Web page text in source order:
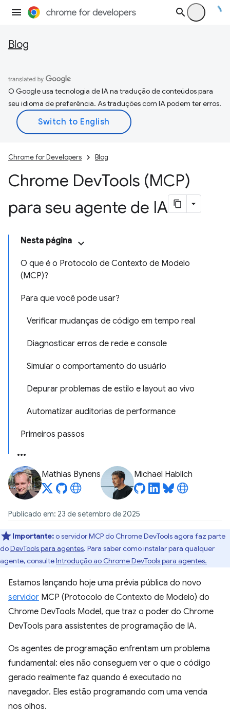
Blog
O Google usa tecnologia de IA na tradução de conteúdos para
seu idioma de preferência. As traduções com IA podem ter erros.
Chrome for Developers Blog
Chrome DevTools (MCP)
para seu agente de IA
Nesta página
O que é o Protocolo de Contexto de Modelo
(MCP)?
Para que você pode usar?
Verificar mudanças de código em tempo real
Diagnosticar erros de rede e console
Simular o comportamento do usuário
Depurar problemas de estilo e layout ao vivo
Automatizar auditorias de performance
Primeiros passos
Mathias Bynens Michael Hablich
Publicado em: 23 de setembro de 2025
Importante:o servidor MCP do Chrome DevTools agora faz parte
doDevTools para agentes. Para saber como instalar para qualquer
agente, consulteIntrodução ao Chrome DevTools para agentes.
Estamos lançando hoje uma prévia pública do novo
servidor MCP (Protocolo de Contexto de Modelo) do
Chrome DevTools Model, que traz o poder do Chrome
DevTools para assistentes de programação de IA.
Os agentes de programação enfrentam um problema
fundamental: eles não conseguem ver o que o código
gerado realmente faz quando é executado no
navegador. Eles estão programando com uma venda
nos olhos.